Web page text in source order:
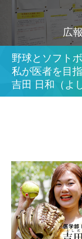
広
野球とソフト
私が医者を目
吉田 日和（よ